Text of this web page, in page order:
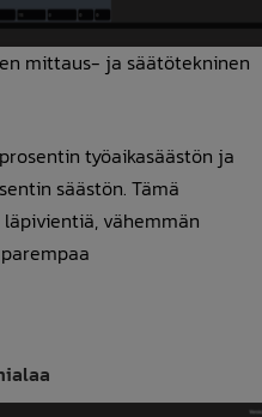
mittaus- ja säätötekninen
työaikasäästön ja
säästön. Tämä
vähemmän